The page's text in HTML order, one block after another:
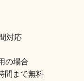
対応
の場合
まで無料